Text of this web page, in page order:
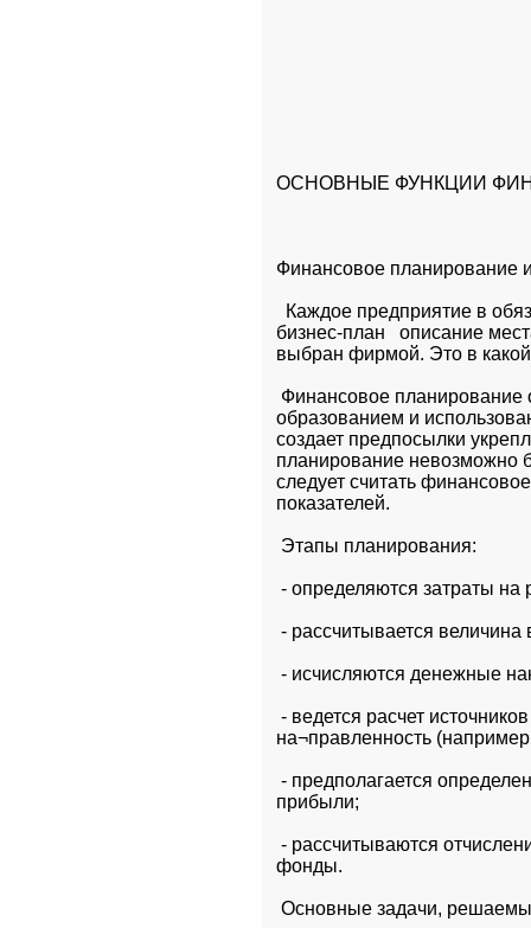
ОСНОВНЫЕ ФУНКЦИИ
Финансовое планирование
Каждое предприятие в
бизнес-план   описание
выбран фирмой. Это в
Финансовое планирование
образованием и
создает предпосылки
планирование невозможно
следует считать
показателей.
Этапы планирования:
- определяются затраты
- рассчитывается
- исчисляются денежные
- ведется расчет
на¬правленность
- предполагается
прибыли;
- рассчитываются
фонды.
Основные задачи,